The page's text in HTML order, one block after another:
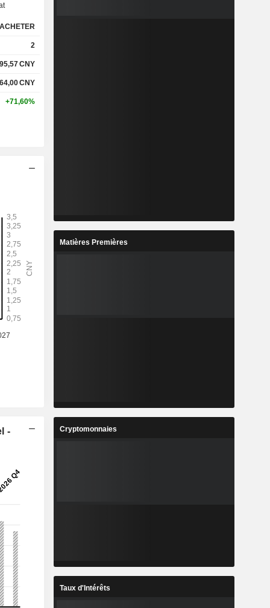
ACHETER
2
95,57CNY
CNY
+71,60%
-
Matières Premières
Cryptomonnaies
Taux d'Intérêts